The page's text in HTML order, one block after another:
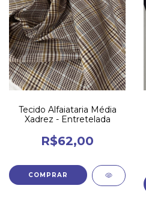
Tecido Alfaiataria Média
Xadrez - Entretelada
R$62,00